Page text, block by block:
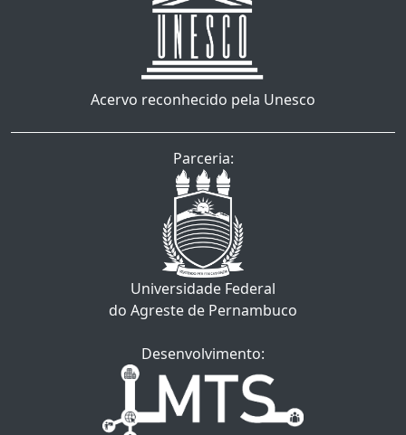
Acervo reconhecido pela Unesco
Parceria:
Universidade Federal
do Agreste de Pernambuco
Desenvolvimento: